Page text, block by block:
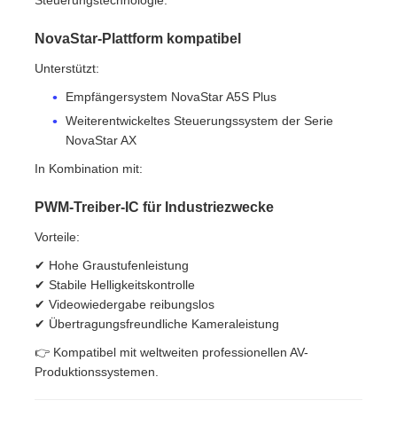
NovaStar-Plattform kompatibel
Unterstützt:
Empfängersystem NovaStar A5S Plus
Weiterentwickeltes Steuerungssystem der Serie
NovaStar AX
In Kombination mit:
PWM-Treiber-IC für Industriezwecke
Vorteile:
✔ Hohe Graustufenleistung
✔ Stabile Helligkeitskontrolle
✔ Videowiedergabe reibungslos
✔ Übertragungsfreundliche Kameraleistung
👉 Kompatibel mit weltweiten professionellen AV-
Produktionssystemen.